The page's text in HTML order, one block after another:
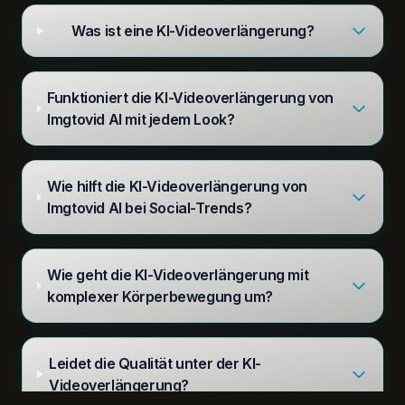
Was ist eine KI-Videoverlängerung?
Funktioniert die KI-Videoverlängerung von
Imgtovid AI mit jedem Look?
Wie hilft die KI-Videoverlängerung von
Imgtovid AI bei Social-Trends?
Wie geht die KI-Videoverlängerung mit
komplexer Körperbewegung um?
Leidet die Qualität unter der KI-
Videoverlängerung?